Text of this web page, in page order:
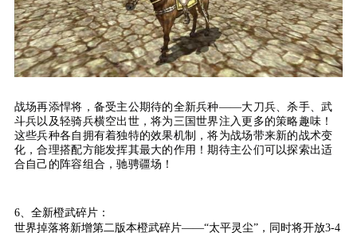
战场再添悍将， 备受主公期待的全新兵种——大刀兵、杀手、武
斗兵以及轻骑兵横空出世，将为三国世界注入更多的策略趣味！
这些兵种各自拥有着独特的效果机制，将为战场带来新的战术变
化，合理搭配方能发挥其最大的作用！期待主公们可以探索出适
合自己的阵容组合，驰骋疆场！
6、全新橙武碎片：
世界掉落将新增第二版本橙武碎片——“太平灵尘”，同时将开放3-4